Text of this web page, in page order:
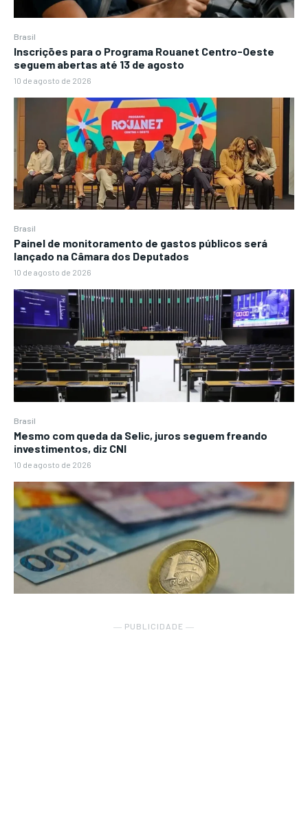
Brasil
Inscrições para o Programa Rouanet Centro-Oeste
seguem abertas até 13 de agosto
10 de agosto de 2026
Brasil
Painel de monitoramento de gastos públicos será
lançado na Câmara dos Deputados
10 de agosto de 2026
Brasil
Mesmo com queda da Selic, juros seguem freando
investimentos, diz CNI
10 de agosto de 2026
― PUBLICIDADE ―